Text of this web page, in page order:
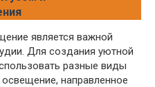
является важной
Для создания уютной
разные виды
направленное